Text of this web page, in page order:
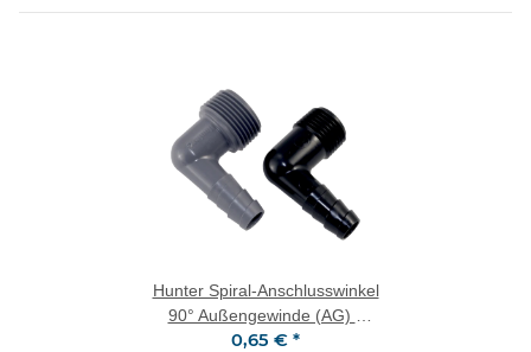
Hunter Spiral-Anschlusswinkel
90° Außengewinde (AG) x
Stecknippel
0,65 € *